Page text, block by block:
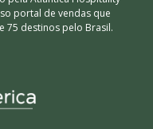
portal de vendas que
75 destinos pelo Brasil.